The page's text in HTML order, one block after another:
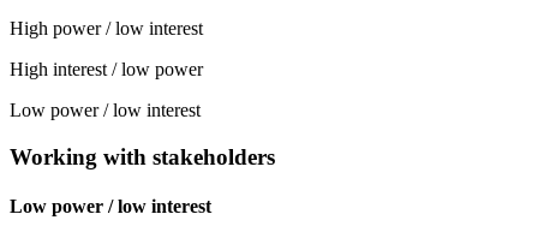
High power / low interest
High interest / low power
Low power / low interest
Working with stakeholders
Low power / low interest